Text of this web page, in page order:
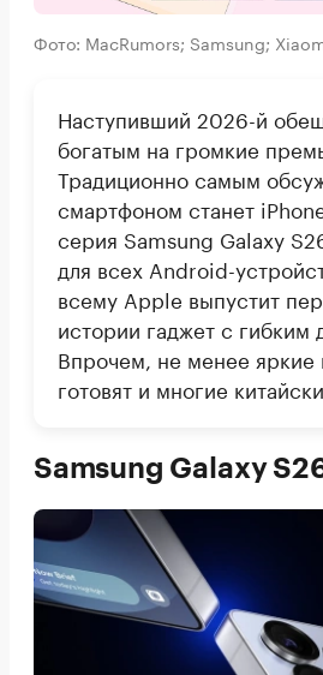
Фото: MacRumors; Samsung;
Наступивший 2026-й
богатым на громкие
Традиционно самым
смартфоном станет
серия Samsung Galaxy
для всех Android-
всему Apple выпустит
истории гаджет с гибким
Впрочем, не менее яркие
готовят и многие
Samsung Galaxy